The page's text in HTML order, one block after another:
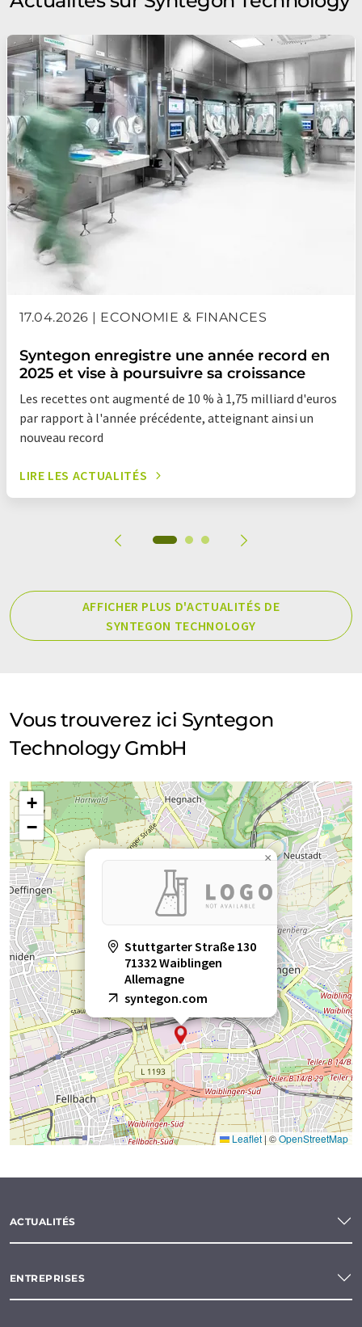
17.04.2026 | ECONOMIE & FINANCES
Syntegon enregistre une année record en
2025 et vise à poursuivre sa croissance
Les recettes ont augmenté de 10 % à 1,75 milliard d'euros
par rapport à l'année précédente, atteignant ainsi un
nouveau record
LIRE LES ACTUALITÉS
AFFICHER PLUS D'ACTUALITÉS DE
SYNTEGON TECHNOLOGY
Vous trouverez ici Syntegon
Technology GmbH
Stuttgarter Straße 130
71332 Waiblingen
Allemagne
syntegon.com
×
+
−
Leaflet|©OpenStreetMap
ACTUALITÉS
ENTREPRISES